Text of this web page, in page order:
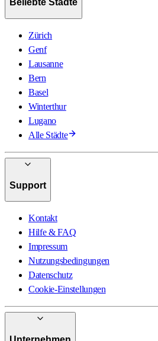
Beliebte Städte
Zürich
Genf
Lausanne
Bern
Basel
Winterthur
Lugano
Alle Städte
Support
Kontakt
Hilfe & FAQ
Impressum
Nutzungsbedingungen
Datenschutz
Cookie-Einstellungen